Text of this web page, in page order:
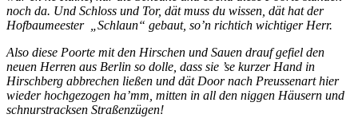
noch da. Und Schloss und Tor, dät muss du wissen, dät hat der
Hofbaumeester „Schlaun“ gebaut, so’n richtich wichtiger Herr.
Also diese Poorte mit den Hirschen und Sauen drauf gefiel den
neuen Herren aus Berlin so dolle, dass sie ’se kurzer Hand in
Hirschberg abbrechen ließen und dät Door nach Preussenart hier
wieder hochgezogen ha’mm, mitten in all den niggen Häusern und
schnurstracksen Straßenzügen!